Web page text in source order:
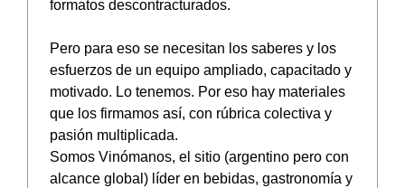
formatos descontracturados.
Pero para eso se necesitan los saberes y los
esfuerzos de un equipo ampliado, capacitado y
motivado. Lo tenemos. Por eso hay materiales
que los firmamos así, con rúbrica colectiva y
pasión multiplicada.
Somos Vinómanos, el sitio (argentino pero con
alcance global) líder en bebidas, gastronomía y